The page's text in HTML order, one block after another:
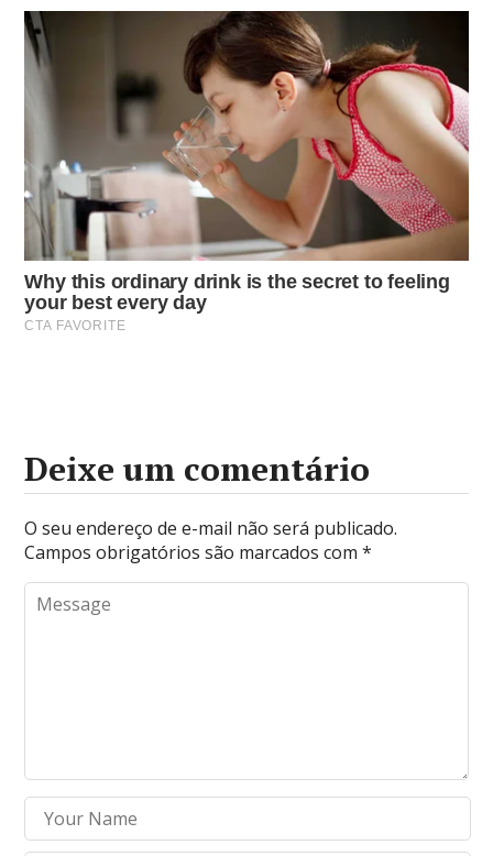
Deixe um comentário
O seu endereço de e-mail não será publicado.
Campos obrigatórios são marcados com*